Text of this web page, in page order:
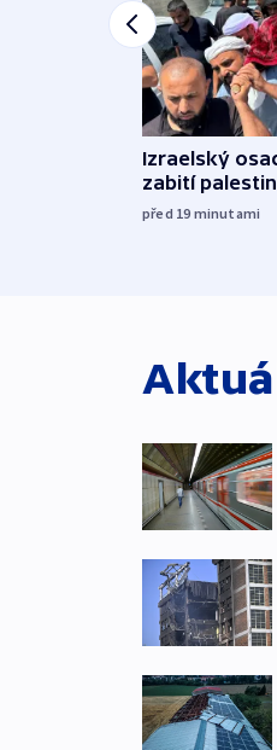
Izraelský
zabití
před 19 minutami